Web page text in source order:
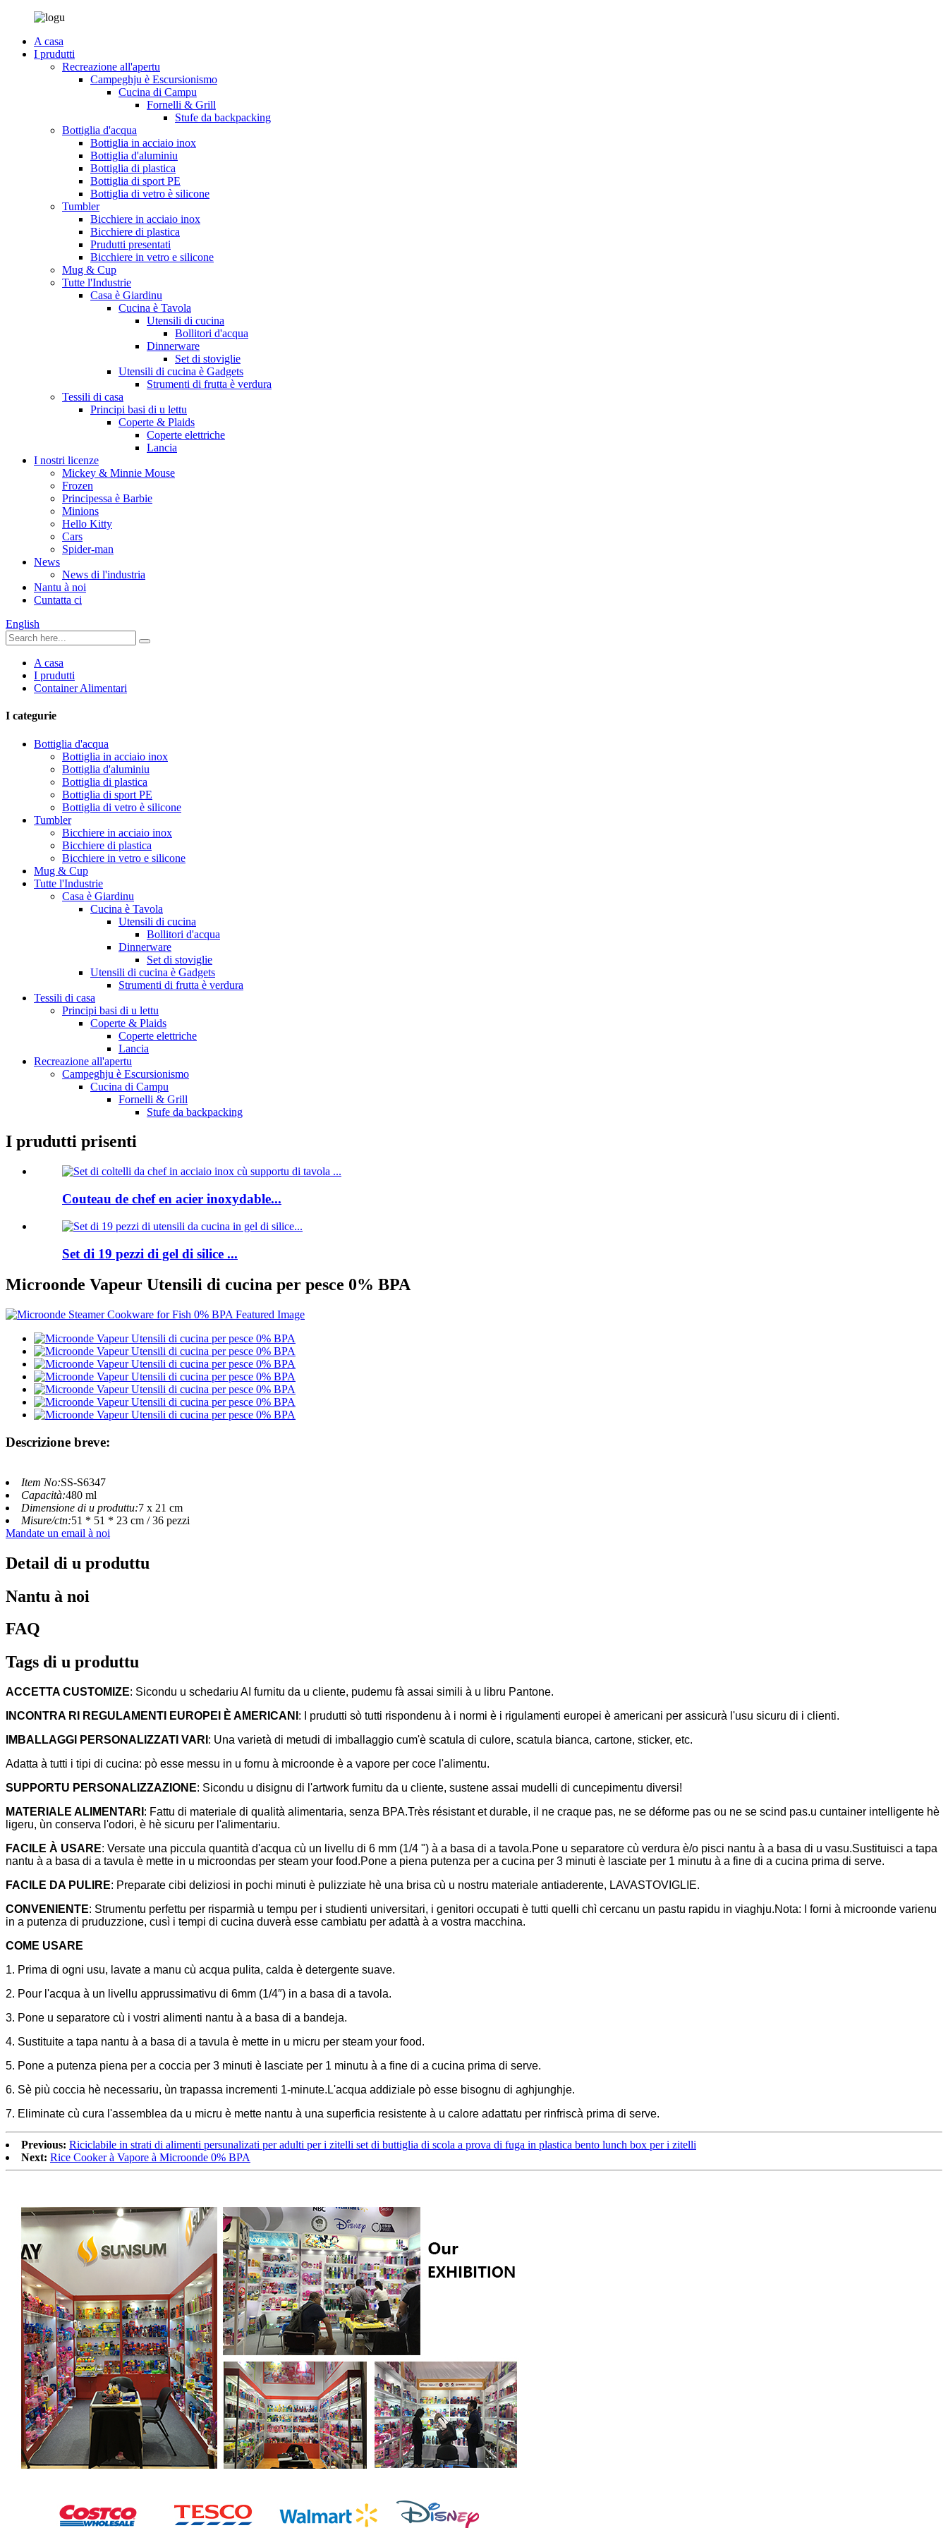
A casa
I prudutti
Recreazione all'apertu
Campeghju è Escursionismo
Cucina di Campu
Fornelli & Grill
Stufe da backpacking
Bottiglia d'acqua
Bottiglia in acciaio inox
Bottiglia d'aluminiu
Bottiglia di plastica
Bottiglia di sport PE
Bottiglia di vetro è silicone
Tumbler
Bicchiere in acciaio inox
Bicchiere di plastica
Prudutti presentati
Bicchiere in vetro e silicone
Mug & Cup
Tutte l'Industrie
Casa è Giardinu
Cucina è Tavola
Utensili di cucina
Bollitori d'acqua
Dinnerware
Set di stoviglie
Utensili di cucina è Gadgets
Strumenti di frutta è verdura
Tessili di casa
Principi basi di u lettu
Coperte & Plaids
Coperte elettriche
Lancia
I nostri licenze
Mickey & Minnie Mouse
Frozen
Principessa è Barbie
Minions
Hello Kitty
Cars
Spider-man
News
News di l'industria
Nantu à noi
Cuntatta ci
English
A casa
I prudutti
Container Alimentari
I categurie
Bottiglia d'acqua
Bottiglia in acciaio inox
Bottiglia d'aluminiu
Bottiglia di plastica
Bottiglia di sport PE
Bottiglia di vetro è silicone
Tumbler
Bicchiere in acciaio inox
Bicchiere di plastica
Bicchiere in vetro e silicone
Mug & Cup
Tutte l'Industrie
Casa è Giardinu
Cucina è Tavola
Utensili di cucina
Bollitori d'acqua
Dinnerware
Set di stoviglie
Utensili di cucina è Gadgets
Strumenti di frutta è verdura
Tessili di casa
Principi basi di u lettu
Coperte & Plaids
Coperte elettriche
Lancia
Recreazione all'apertu
Campeghju è Escursionismo
Cucina di Campu
Fornelli & Grill
Stufe da backpacking
I prudutti prisenti
Couteau de chef en acier inoxydable...
Set di 19 pezzi di gel di silice ...
Microonde Vapeur Utensili di cucina per pesce 0% BPA
Descrizione breve:
Item No:SS-S6347
Capacità:480 ml
Dimensione di u produttu:7 x 21 cm
Misure/ctn:51 * 51 * 23 cm / 36 pezzi
Mandate un email à noi
Detail di u produttu
Nantu à noi
FAQ
Tags di u produttu
ACCETTA CUSTOMIZE: Sicondu u schedariu AI furnitu da u cliente, pudemu fà assai simili à u libru Pantone.
INCONTRA RI REGULAMENTI EUROPEI È AMERICANI : I prudutti sò tutti rispondenu à i normi è i rigulamenti europei è americani per assicurà l'usu sicuru di i clienti.
IMBALLAGGI PERSONALIZZATI VARI : Una varietà di metudi di imballaggio cum'è scatula di culore, scatula bianca, cartone, sticker, etc.
Adatta à tutti i tipi di cucina: pò esse messu in u fornu à microonde è a vapore per coce l'alimentu.
SUPPORTU PERSONALIZZAZIONE: Sicondu u disignu di l'artwork furnitu da u cliente, sustene assai mudelli di cuncepimentu diversi!
MATERIALE ALIMENTARI : Fattu di materiale di qualità alimentaria, senza BPA.Très résistant et durable, il ne craque pas, ne se déforme pas ou ne se scind pas.u cuntainer intelligente hè
ligeru, ùn conserva l'odori, è hè sicuru per l'alimentariu.
FACILE À USARE: Versate una piccula quantità d'acqua cù un livellu di 6 mm (1/4 ") à a basa di a tavola.Pone u separatore cù verdura è/o pisci nantu à a basa di u vasu.Sustituisci a tapa
nantu à a basa di a tavula è mette in u microondas per steam your food.Pone a piena putenza per a cucina per 3 minuti è lasciate per 1 minutu à a fine di a cucina prima di serve.
FACILE DA PULIRE: Preparate cibi deliziosi in pochi minuti è pulizziate hè una brisa cù u nostru materiale antiaderente, LAVASTOVIGLIE.
CONVENIENTE: Strumentu perfettu per risparmià u tempu per i studienti universitari, i genitori occupati è tutti quelli chì cercanu un pastu rapidu in viaghju.Nota: I forni à microonde varienu
in a putenza di pruduzzione, cusì i tempi di cucina duverà esse cambiatu per adattà à a vostra macchina.
COME USARE
1. Prima di ogni usu, lavate a manu cù acqua pulita, calda è detergente suave.
2. Pour l'acqua à un livellu apprussimativu di 6mm (1/4″) in a basa di a tavola.
3. Pone u separatore cù i vostri alimenti nantu à a basa di a bandeja.
4. Sustituite a tapa nantu à a basa di a tavula è mette in u micru per steam your food.
5. Pone a putenza piena per a coccia per 3 minuti è lasciate per 1 minutu à a fine di a cucina prima di serve.
6. Sè più coccia hè necessariu, ùn trapassa incrementi 1-minute.L'acqua addiziale pò esse bisognu di aghjunghje.
7. Eliminate cù cura l'assemblea da u micru è mette nantu à una superficia resistente à u calore adattatu per rinfriscà prima di serve.
Previous: Riciclabile in strati di alimenti persunalizati per adulti per i zitelli set di buttiglia di scola a prova di fuga in plastica bento lunch box per i zitelli
Next: Rice Cooker à Vapore à Microonde 0% BPA